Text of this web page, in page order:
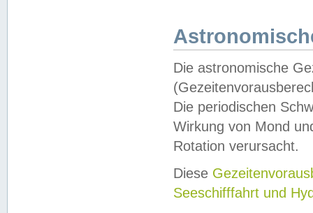
Die astronomische
Die periodischen
Wirkung von Mond
Rotation verursacht.
Diese
Seeschifffahrt und